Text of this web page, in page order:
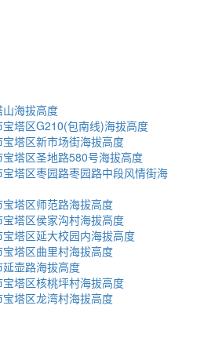
海拔高度
宝塔区G210(包南线)海拔高度
塔区新市场街海拔高度
塔区圣地路580号海拔高度
塔区枣园路枣园路中段风情街海
塔区师范路海拔高度
塔区侯家沟村海拔高度
塔区延大校园内海拔高度
塔区曲里村海拔高度
壶路海拔高度
塔区核桃坪村海拔高度
塔区龙湾村海拔高度